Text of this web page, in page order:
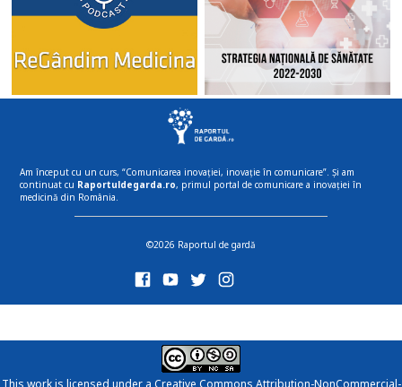
Am început cu un curs, “Comunicarea inovației, inovație în comunicare”. Și am
continuat cu Raportuldegarda.ro, primul portal de comunicare a inovației în
medicină din România.
©2026 Raportul de gardă
This work is licensed under a Creative Commons Attribution-NonCommercial-